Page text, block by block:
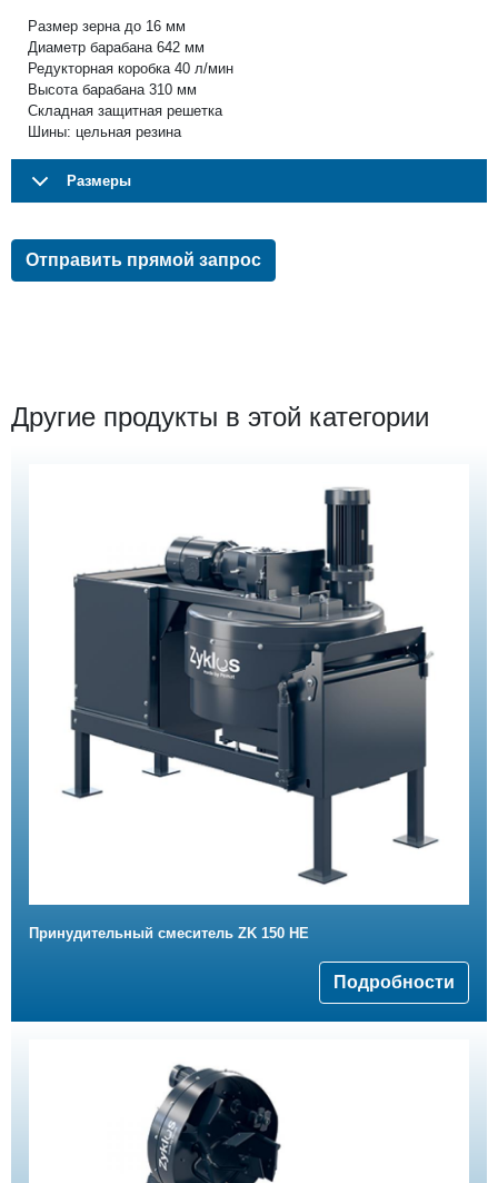
Размер зерна до 16 мм
Диаметр барабана 642 мм
Редукторная коробка 40 л/мин
Высота барабана 310 мм
Складная защитная решетка
Шины: цельная резина
Размеры
Отправить прямой запрос
Другие продукты в этой категории
Принудительный смеситель ZK 150 HE
Подробности